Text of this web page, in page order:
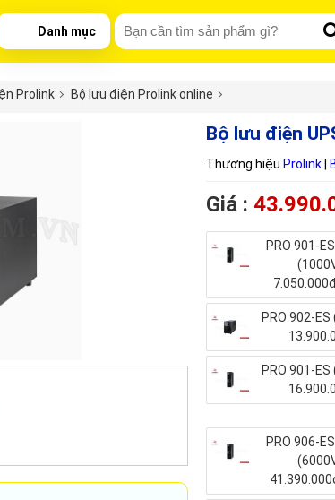
Danh mục
Prolink Bộ lưu điện Prolink online
Bộ lưu điện
Thương hiệu Prolink|
Giá :
PRO 901-
7.050.000đ
PRO 902-ES
PRO 901-ES
PRO 906-